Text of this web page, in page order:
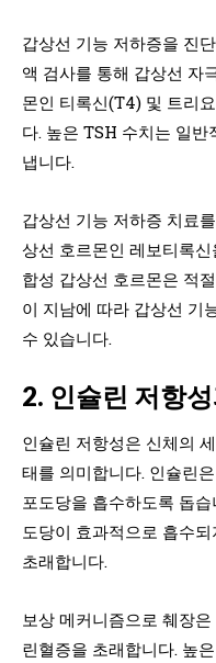
갑상선 기능 저하증을 진
액 검사를 통해 갑상선 자
몬인 티록신(T4) 및 트리
다. 높은 TSH 수치는 일
냅니다.
갑상선 기능 저하증 치료
상선 호르몬인 레보티록
합성 갑상선 호르몬은 적
이 지남에 따라 갑상선 기
수 있습니다.
2. 인슐린 저항
인슐린 저항성은 신체의
태를 의미합니다. 인슐린
포도당을 흡수하도록 돕
도당이 효과적으로 흡수
초래합니다.
보상 메커니즘으로 췌장
린혈증을 초래합니다. 높